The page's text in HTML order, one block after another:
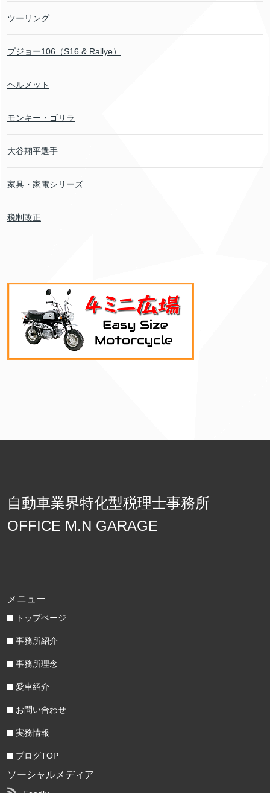
ツーリング
プジョー106（S16 & Rallye）
ヘルメット
モンキー・ゴリラ
大谷翔平選手
家具・家電シリーズ
税制改正
自動車業界特化型税理士事務所
OFFICE M.N GARAGE
メニュー
トップページ
事務所紹介
事務所理念
愛車紹介
お問い合わせ
実務情報
ブログTOP
ソーシャルメディア